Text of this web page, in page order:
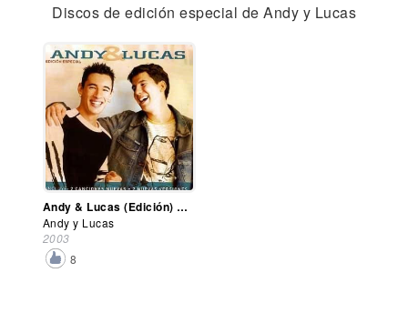
Discos de edición especial de Andy y Lucas
Andy & Lucas (Edición) Especial)
Andy y Lucas
2003
8